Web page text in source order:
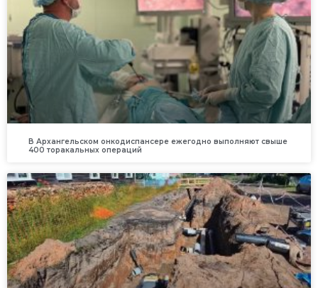
В Архангельском онкодиспансере ежегодно выполняют свыше
400 торакальных операций